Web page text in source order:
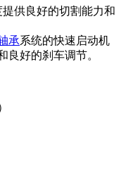
供良好的切割能力和
承系统的快速启动机
良好的刹车调节。